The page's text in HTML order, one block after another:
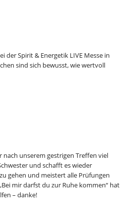
der Spirit & Energetik LIVE Messe in
sind sich bewusst, wie wertvoll
nach unserem gestrigen Treffen viel
und schafft es wieder
gehen und meistert alle Prüfungen
mir darfst du zur Ruhe kommen“ hat
– danke!